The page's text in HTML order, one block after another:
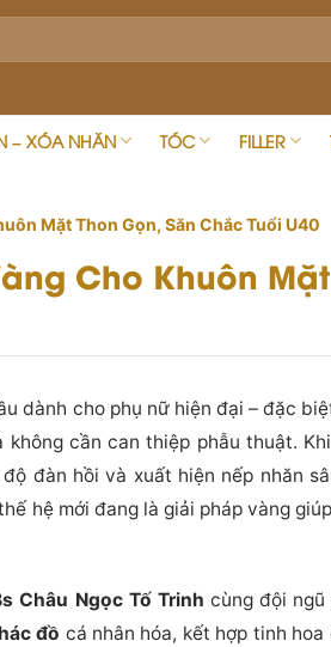
– XÓA NHĂN TÓC FILLER
Mặt Thon Gọn, Săn Chắc Tuổi U40
Cho Khuôn
dành cho phụ nữ hiện đại – đặc
cần can thiệp phẫu thuật.
đàn hồi và xuất hiện nếp nhăn
hệ mới đang là giải pháp vàng giúp
Châu Ngọc Tố Trinh cùng đội ngũ
đồ cá nhân hóa, kết hợp tinh